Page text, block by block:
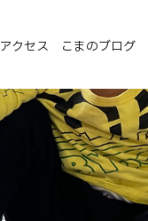
アクセス こまのブログ